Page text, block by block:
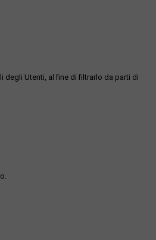
degli Utenti, al fine di filtrarlo da parti di